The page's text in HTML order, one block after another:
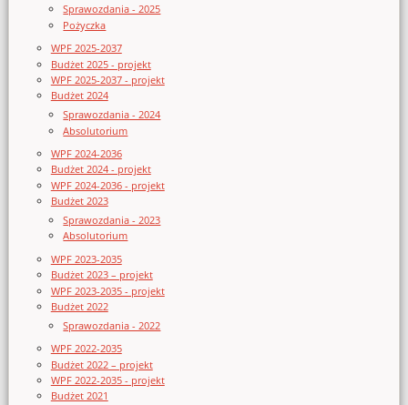
Sprawozdania - 2025
Pożyczka
WPF 2025-2037
Budżet 2025 - projekt
WPF 2025-2037 - projekt
Budżet 2024
Sprawozdania - 2024
Absolutorium
WPF 2024-2036
Budżet 2024 - projekt
WPF 2024-2036 - projekt
Budżet 2023
Sprawozdania - 2023
Absolutorium
WPF 2023-2035
Budżet 2023 – projekt
WPF 2023-2035 - projekt
Budżet 2022
Sprawozdania - 2022
WPF 2022-2035
Budżet 2022 – projekt
WPF 2022-2035 - projekt
Budżet 2021